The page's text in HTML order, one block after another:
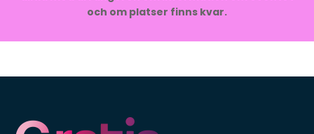
och om platser finns kvar.